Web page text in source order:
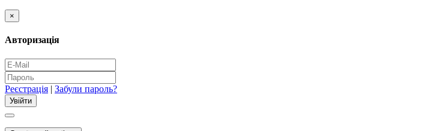
×
Авторизація
Реєстрація | Забули пароль?